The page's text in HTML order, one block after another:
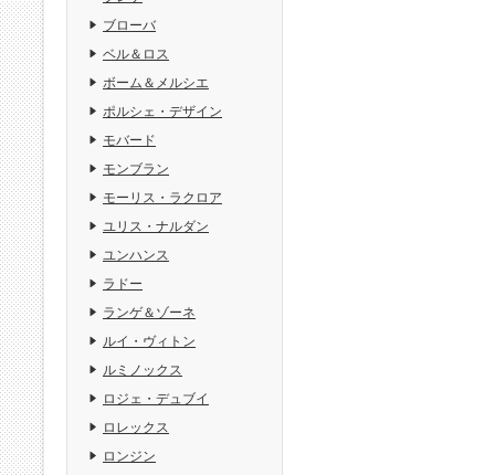
ブローバ
ベル＆ロス
ボーム＆メルシエ
ポルシェ・デザイン
モバード
モンブラン
モーリス・ラクロア
ユリス・ナルダン
ユンハンス
ラドー
ランゲ＆ゾーネ
ルイ・ヴィトン
ルミノックス
ロジェ・デュブイ
ロレックス
ロンジン